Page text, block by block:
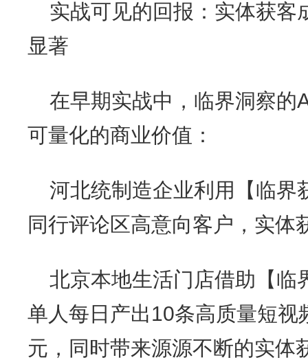
实战可见的回报：实体获客
显著
在早期实战中，临界洞察的
可量化的商业价值：
河北统制造企业利用【临界
同行评论区高意向客户，实体
北京本地生活门店借助【临
单人每日产出10条高质量短视
元，同时带来源源不断的实体